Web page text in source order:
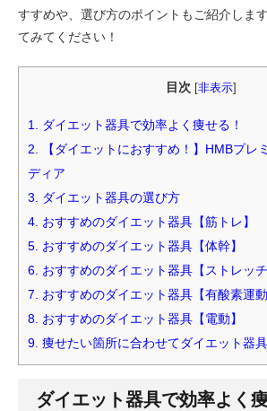
すすめや、選び方のポイントもご紹介しま
てみてください！
目次 非表示]
1. ダイエット器具で効率よく痩せる！
2. 【ダイエットにおすすめ！】HMBプレ
ディア
3. ダイエット器具の選び方
4. おすすめのダイエット器具【筋トレ】
5. おすすめのダイエット器具【体幹】
6. おすすめのダイエット器具【ストレッチ
7. おすすめのダイエット器具【有酸素運動
8. おすすめのダイエット器具【電動】
9. 痩せたい箇所に合わせてダイエット器
ダイエット器具で効率よく